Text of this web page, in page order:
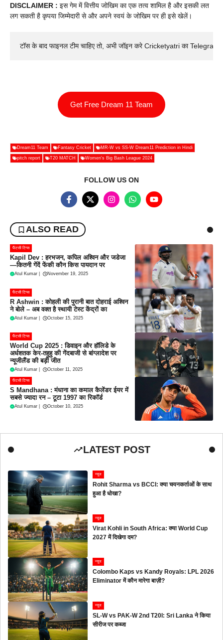
DISCLAIMER : इस गेम में वित्तीय जोखिम का एक तत्व शामिल है और इसकी लत
लग सकती है कृपया जिम्मेदारी से और अपने स्वयं के जोखिम पर ही इसे खेलें।
टॉस के बाद फाइनल टीम चाहिए तो, अभी जॉइन करे Cricketyatri का
Get Free Dream 11 Team
Dream11 Team Fantasy Cricket MR-W vs SS-W Dream11 Prediction in Hindi
pitch report T20 MATCH Women's Big Bash League 2024
FOLLOW US ON
ALSO READ
फैंटसी टिप्स
Kapil Dev : हरभजन, कपिल अश्विन और जडेजा
—कितनी गेंदें फेंकी कौन किस पायदान पर
Atul Kumar November 19, 2025
फैंटसी टिप्स
R Ashwin : कोहली की पुरानी बात दोहराई अश्विन
ने बोले – अब वक्त है स्थायी टेस्ट केंद्रों का
Atul Kumar October 15, 2025
फैंटसी टिप्स
World Cup 2025 : डिवाइन और हॉलिडे के
अर्धशतक केर-तहुहु की गेंदबाजी से बांग्लादेश पर
न्यूजीलैंड की बड़ी जीत
Atul Kumar October 11, 2025
फैंटसी टिप्स
S Mandhana : मंधाना का कमाल कैलेंडर ईयर में
सबसे ज्यादा रन – टूटा 1997 का रिकॉर्ड
Atul Kumar October 10, 2025
LATEST POST
न्यूज
Rohit Sharma vs BCCI: क्या चयनकर्ताओं के साथ
हुआ है धोखा?
न्यूज
Virat Kohli in South Africa: क्या World Cup
2027 में दिखेगा दम?
न्यूज
Colombo Kaps vs Kandy Royals: LPL 2026
Eliminator में कौन मारेगा बाज़ी?
न्यूज
SL-W vs PAK-W 2nd T20I: Sri Lanka ने किया
सीरीज पर कब्जा